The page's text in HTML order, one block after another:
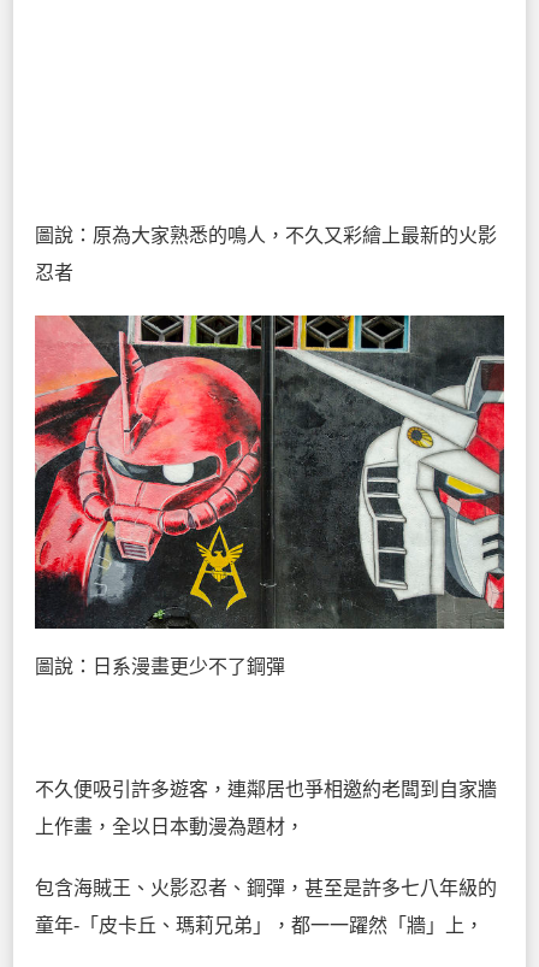
圖說：原為大家熟悉的鳴人，不久又彩繪上最新的火影
忍者
圖說：日系漫畫更少不了鋼彈
不久便吸引許多遊客，連鄰居也爭相邀約老闆到自家牆
上作畫，全以日本動漫為題材，
包含海賊王、火影忍者、鋼彈，甚至是許多七八年級的
童年-「皮卡丘、瑪莉兄弟」，都一一躍然「牆」上，